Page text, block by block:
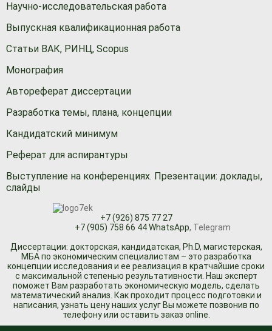
Научно-исследовательская работа
Выпускная квалификационная работа
Статьи ВАК, РИНЦ, Scopus
Монография
Автореферат диссертации
Разработка темы, плана, концепции
Кандидатский минимум
Реферат для аспирантуры
Выступление на конференциях. Презентации: доклады,
слайды
+7 (926) 875 77 27
+7 (905) 758 66 44 WhatsApp, Telegram
Диссертации: докторская, кандидатская, Ph.D, магистерская,
МБА по экономическим специалистам – это разработка
концепции исследования и ее реализация в кратчайшие сроки
с максимальной степенью результативности. Наш эксперт
поможет Вам разработать экономическую модель, сделать
математический анализ. Как проходит процесс подготовки и
написания, узнать цену наших услуг Вы можете позвонив по
телефону или оставить заказ online.